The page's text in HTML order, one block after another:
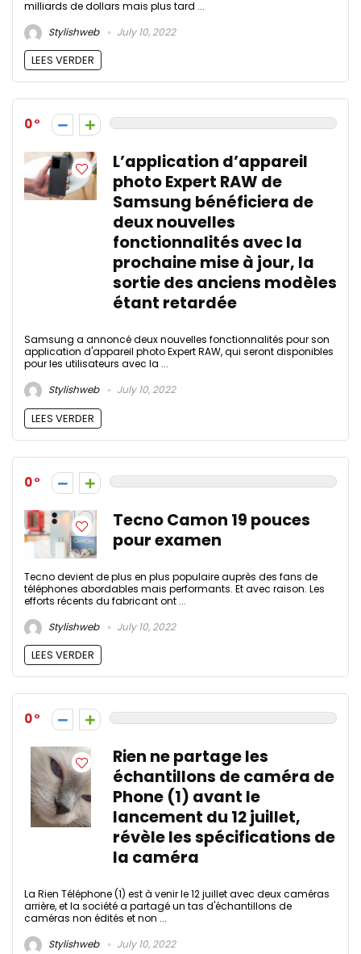
milliards de dollars mais plus tard ...
Stylishweb
July 10, 2022
LEES VERDER
0
L’application d’appareil
photo Expert RAW de
Samsung bénéficiera de
deux nouvelles
fonctionnalités avec la
prochaine mise à jour, la
sortie des anciens modèles
étant retardée
Samsung a annoncé deux nouvelles fonctionnalités pour son
application d'appareil photo Expert RAW, qui seront disponibles
pour les utilisateurs avec la ...
Stylishweb
July 10, 2022
LEES VERDER
0
Tecno Camon 19 pouces
pour examen
Tecno devient de plus en plus populaire auprès des fans de
téléphones abordables mais performants. Et avec raison. Les
efforts récents du fabricant ont ...
Stylishweb
July 10, 2022
LEES VERDER
0
Rien ne partage les
échantillons de caméra de
Phone (1) avant le
lancement du 12 juillet,
révèle les spécifications de
la caméra
La Rien Téléphone (1) est à venir le 12 juillet avec deux caméras
arrière, et la société a partagé un tas d'échantillons de
caméras non édités et non ...
Stylishweb
July 10, 2022